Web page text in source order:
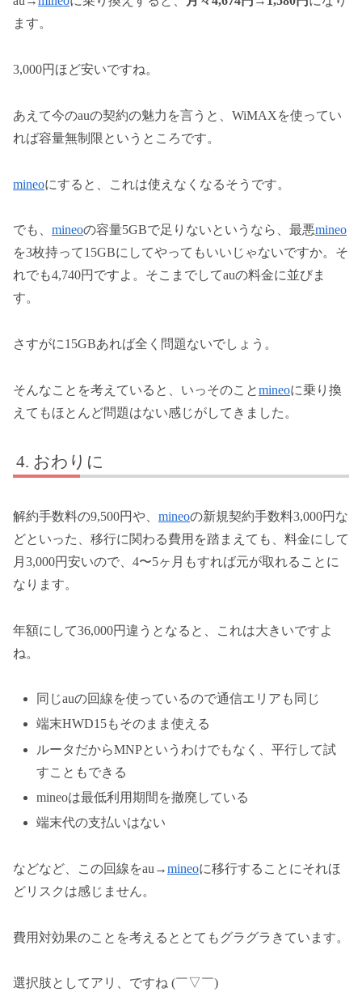
ます。
3,000円ほど安いですね。
あえて今のauの契約の魅力を言うと、WiMAXを使ってい
れば容量無制限というところです。
mineoにすると、これは使えなくなるそうです。
でも、 mineoの容量5GBで足りないというなら、最悪mineo
を3枚持って15GBにしてやってもいいじゃないですか。そ
れでも4,740円ですよ。そこまでしてauの料金に並びま
す。
さすがに15GBあれば全く問題ないでしょう。
そんなことを考えていると、いっそのことmineoに乗り換
えてもほとんど問題はない感じがしてきました。
おわりに
解約手数料の9,500円や、 mineoの新規契約手数料3,000円な
どといった、移行に関わる費用を踏まえても、料金にして
月3,000円安いので、4〜5ヶ月もすれば元が取れることに
なります。
年額にして36,000円違うとなると、これは大きいですよ
ね。
同じauの回線を使っているので通信エリアも同じ
端末HWD15もそのまま使える
ルータだからMNPというわけでもなく、平行して試
すこともできる
mineoは最低利用期間を撤廃している
端末代の支払いはない
などなど、この回線をau→mineoに移行することにそれほ
どリスクは感じません。
費用対効果のことを考えるととてもグラグラきています。
選択肢としてアリ、ですね (￣▽￣)